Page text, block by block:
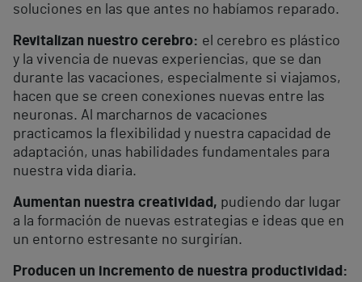
soluciones en las que antes no habíamos reparado.
Revitalizan nuestro cerebro: el cerebro es plástico
y la vivencia de nuevas experiencias, que se dan
durante las vacaciones, especialmente si viajamos,
hacen que se creen conexiones nuevas entre las
neuronas. Al marcharnos de vacaciones
practicamos la flexibilidad y nuestra capacidad de
adaptación, unas habilidades fundamentales para
nuestra vida diaria.
Aumentan nuestra creatividad, pudiendo dar lugar
a la formación de nuevas estrategias e ideas que en
un entorno estresante no surgirían.
Producen un incremento de nuestra productividad: